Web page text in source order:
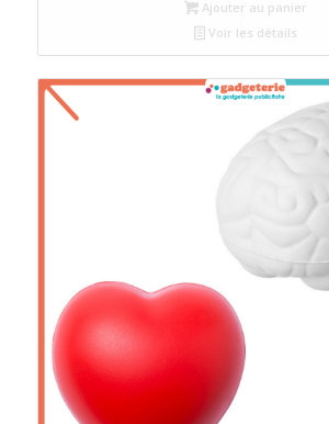
Ajouter au panier
Voir les détails